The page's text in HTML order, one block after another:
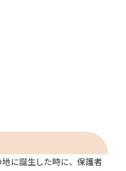
に誕生した時に、保護者